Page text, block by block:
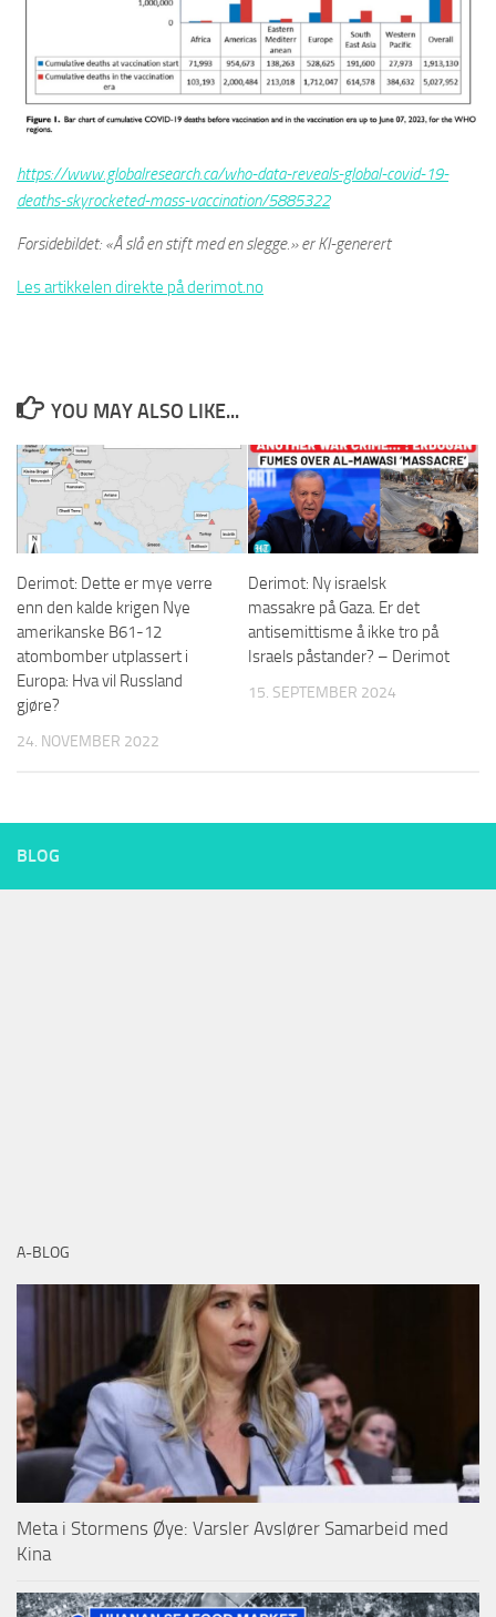
https://www.globalresearch.ca/who-data-reveals-global-covid-19-
deaths-skyrocketed-mass-vaccination/5885322
Forsidebildet: «Å slå en stift med en slegge.» er KI-generert
Les artikkelen direkte på derimot.no
YOU MAY ALSO LIKE...
Derimot: Dette er mye verre
enn den kalde krigen Nye
amerikanske B61-12
atombomber utplassert i
Europa: Hva vil Russland
gjøre?
24. NOVEMBER 2022
Derimot: Ny israelsk
massakre på Gaza. Er det
antisemittisme å ikke tro på
Israels påstander? – Derimot
15. SEPTEMBER 2024
BLOG
A-BLOG
Meta i Stormens Øye: Varsler Avslører Samarbeid med
Kina